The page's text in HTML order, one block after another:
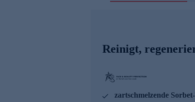
Reinigt,
zartschmelzende